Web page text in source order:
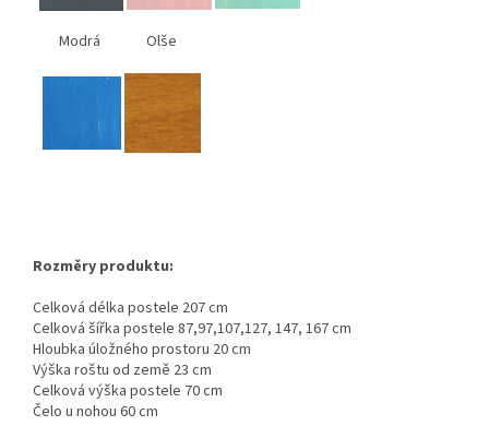
Modrá Olše
Rozměry produktu:
Celková délka postele 207 cm
Celková šířka postele 87,97,107,127, 147, 167 cm
Hloubka úložného prostoru 20 cm
Výška roštu od země 23 cm
Celková výška postele 70 cm
Čelo u nohou 60 cm